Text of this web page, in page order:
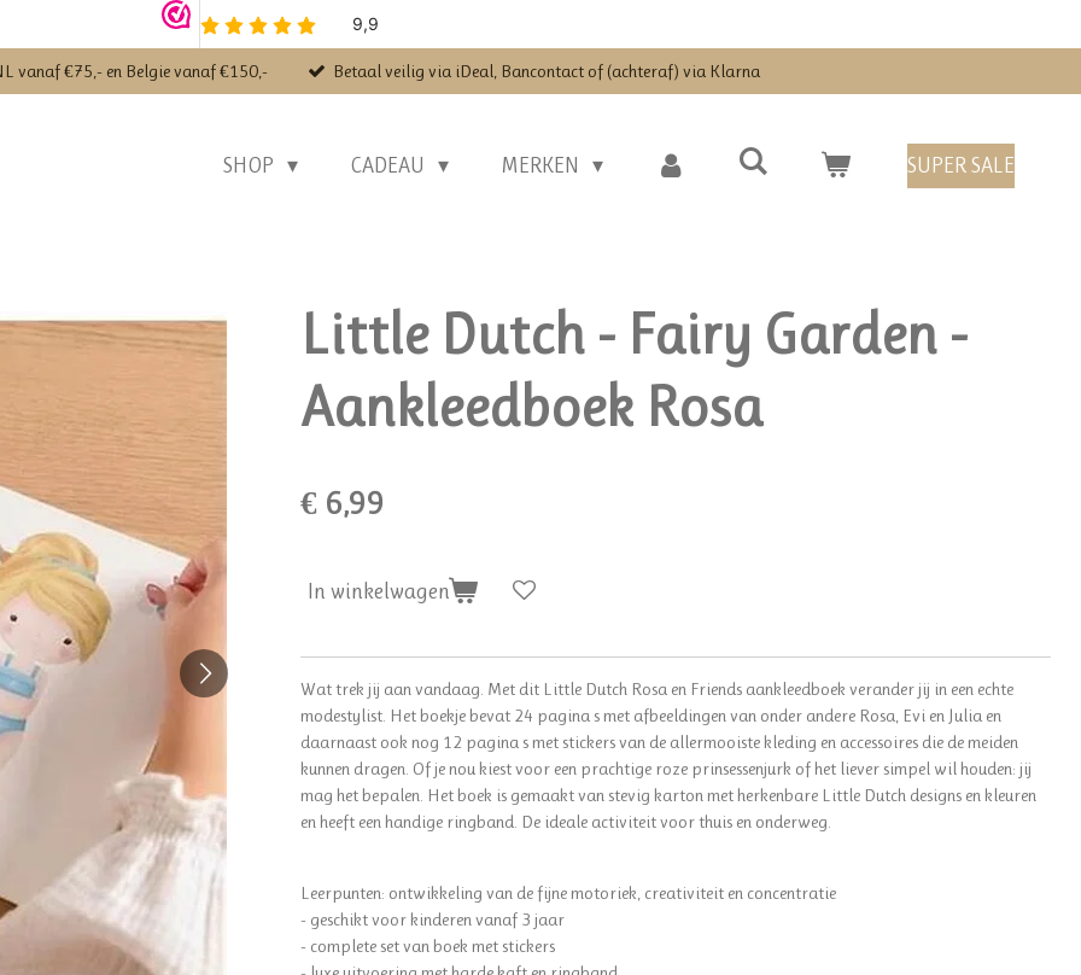
vanaf €75,- en Belgie vanaf €150,- Betaal veilig via iDeal, Bancontact of (achteraf) via Klarna
SHOP CADEAU MERKEN SUPER SALE
Little Dutch - Fairy Garden -
Aankleedboek Rosa
€ 6,99
In winkelwagen
Wat trek jij aan vandaag. Met dit Little Dutch Rosa en Friends aankleedboek verander jij in een echte
modestylist. Het boekje bevat 24 pagina s met afbeeldingen van onder andere Rosa, Evi en Julia en
daarnaast ook nog 12 pagina s met stickers van de allermooiste kleding en accessoires die de meiden
kunnen dragen. Of je nou kiest voor een prachtige roze prinsessenjurk of het liever simpel wil houden: jij
mag het bepalen. Het boek is gemaakt van stevig karton met herkenbare Little Dutch designs en kleuren
en heeft een handige ringband. De ideale activiteit voor thuis en onderweg.
Leerpunten: ontwikkeling van de fijne motoriek, creativiteit en concentratie
- geschikt voor kinderen vanaf 3 jaar
- complete set van boek met stickers